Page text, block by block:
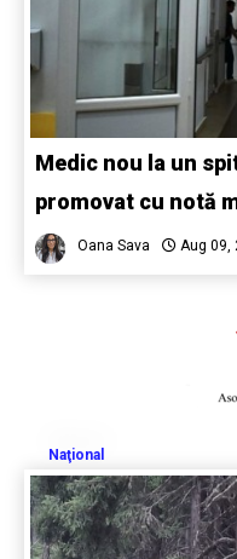
Medic nou la un
promovat cu notă
Oana Sava Aug 09,
Naţional